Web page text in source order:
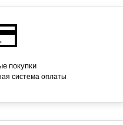
покупки
система оплаты